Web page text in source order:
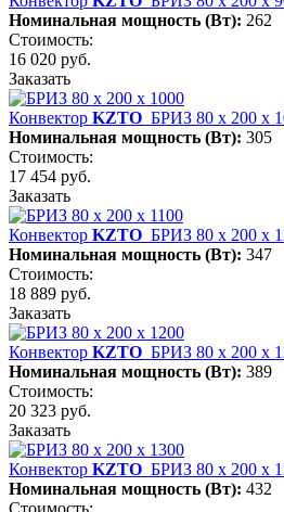
Номинальная мощность (Вт): 262
Стоимость:
16 020 руб.
Заказать
Конвектор KZTO БРИЗ 80 х 200 х
Номинальная мощность (Вт): 305
Стоимость:
17 454 руб.
Заказать
Конвектор KZTO БРИЗ 80 х 200 х
Номинальная мощность (Вт): 347
Стоимость:
18 889 руб.
Заказать
Конвектор KZTO БРИЗ 80 х 200 х
Номинальная мощность (Вт): 389
Стоимость:
20 323 руб.
Заказать
Конвектор KZTO БРИЗ 80 х 200 х
Номинальная мощность (Вт): 432
Стоимость: